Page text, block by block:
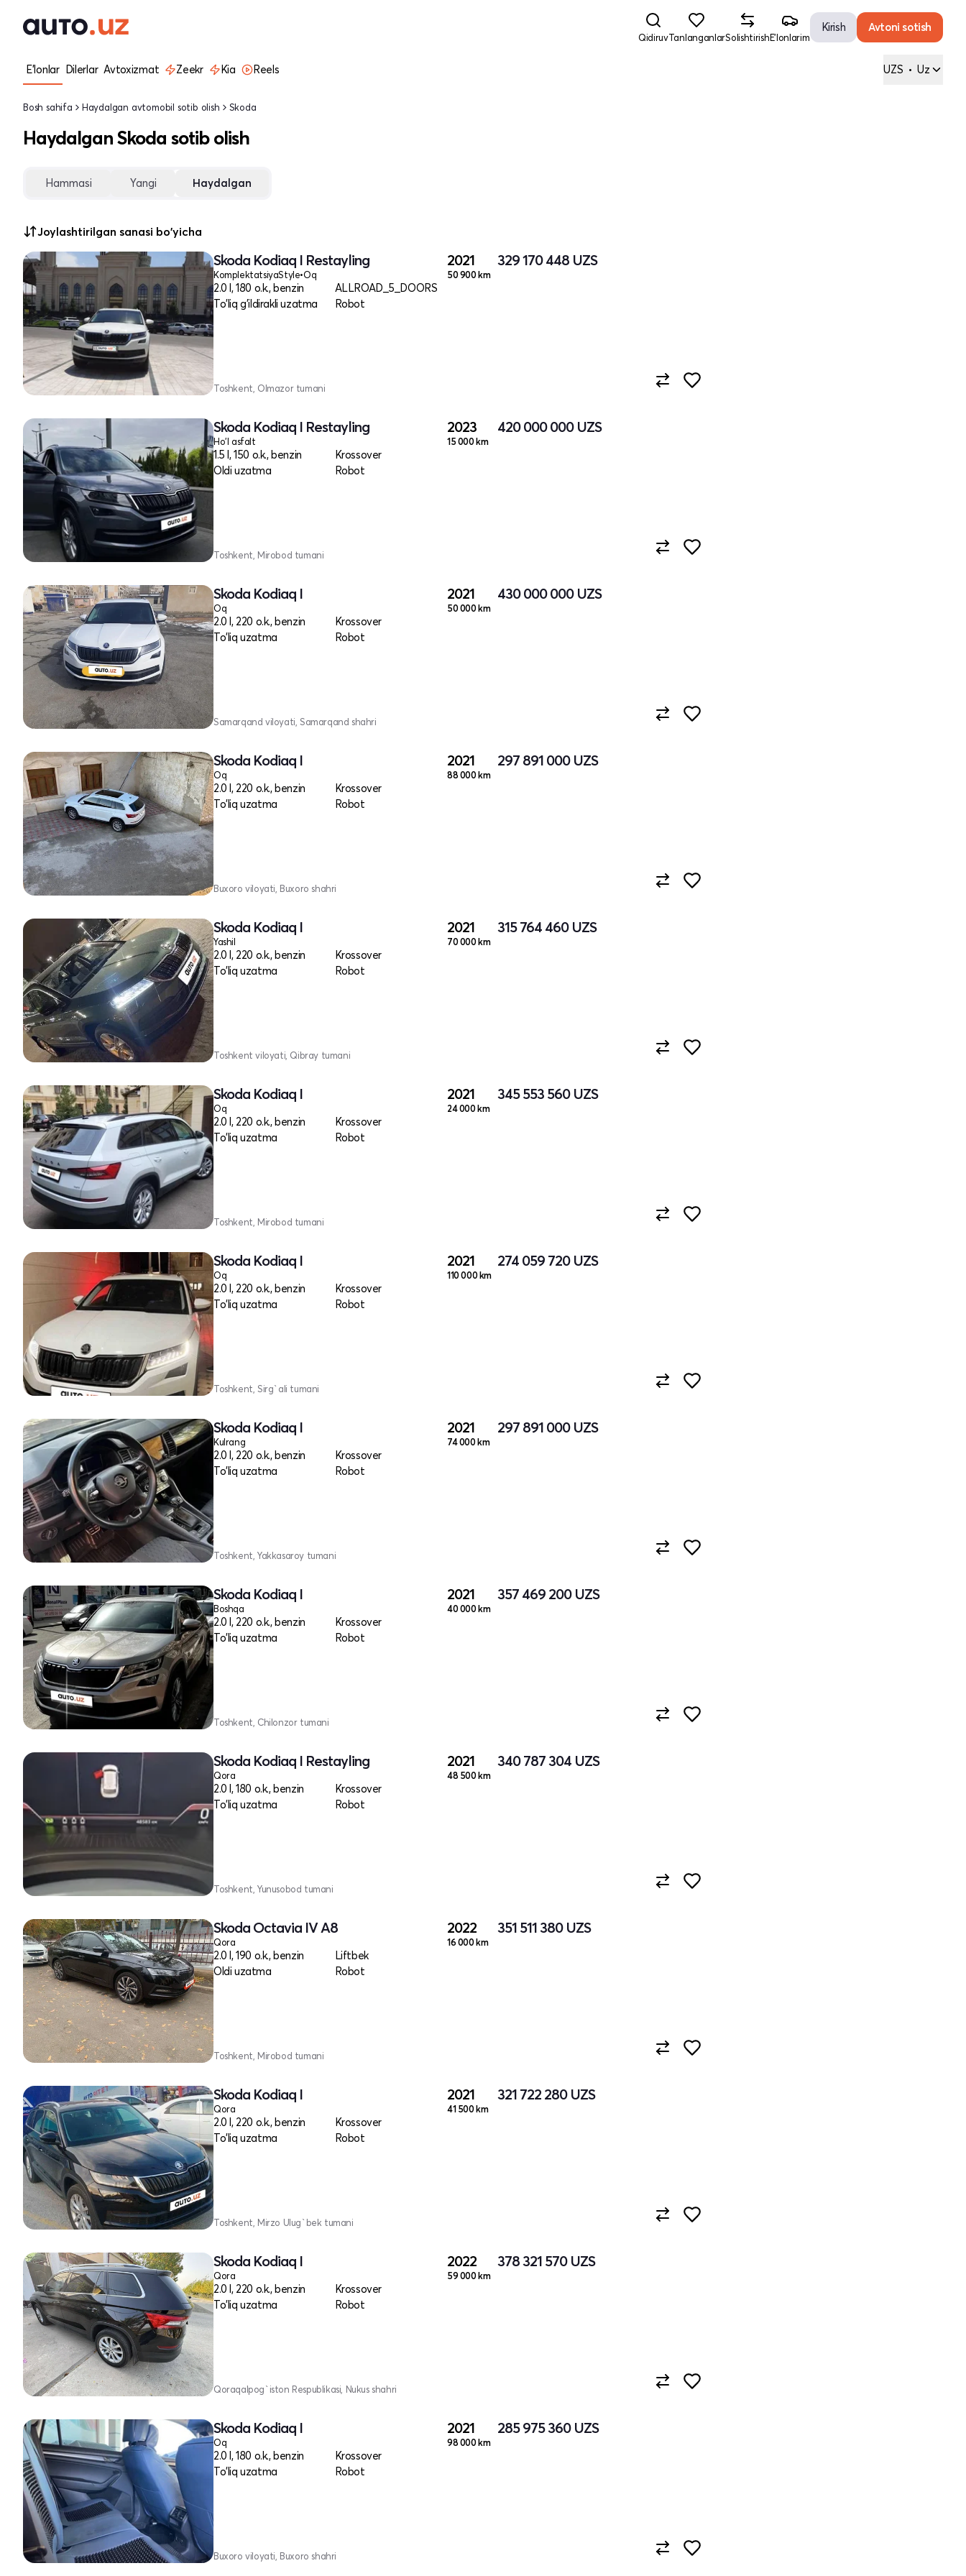
QidiruvTanlanganlarSolishtirishE'lonlarim
Kirish Avtoni sotish
E'lonlar Dilerlar Avtoxizmat Zeekr Kia Reels UZS • Uz
Bosh sahifa Haydalgan avtomobil sotib olish Skoda
Haydalgan Skoda sotib olish
Hammasi Yangi Haydalgan
Joylashtirilgan sanasi bo'yicha
Skoda Kodiaq I Restayling
KomplektatsiyaStyle•Oq
2.0 l, 180 o.k., benzin
ALLROAD_5_DOORS
To'liq g'ildirakli uzatma
Robot
2021
50 900 km
329 170 448 UZS
Toshkent, Olmazor tumani
Skoda Kodiaq I Restayling
Ho'l asfalt
1.5 l, 150 o.k., benzin
Krossover
Oldi uzatma
Robot
2023
15 000 km
420 000 000 UZS
Toshkent, Mirobod tumani
Skoda Kodiaq I
Oq
2.0 l, 220 o.k., benzin
Krossover
To'liq uzatma
Robot
2021
50 000 km
430 000 000 UZS
Samarqand viloyati, Samarqand shahri
Skoda Kodiaq I
Oq
2.0 l, 220 o.k., benzin
Krossover
To'liq uzatma
Robot
2021
88 000 km
297 891 000 UZS
Buxoro viloyati, Buxoro shahri
Skoda Kodiaq I
Yashil
2.0 l, 220 o.k., benzin
Krossover
To'liq uzatma
Robot
2021
70 000 km
315 764 460 UZS
Toshkent viloyati, Qibray tumani
Skoda Kodiaq I
Oq
2.0 l, 220 o.k., benzin
Krossover
To'liq uzatma
Robot
2021
24 000 km
345 553 560 UZS
Toshkent, Mirobod tumani
Skoda Kodiaq I
Oq
2.0 l, 220 o.k., benzin
Krossover
To'liq uzatma
Robot
2021
110 000 km
274 059 720 UZS
Toshkent, Sirg`ali tumani
Skoda Kodiaq I
Kulrang
2.0 l, 220 o.k., benzin
Krossover
To'liq uzatma
Robot
2021
74 000 km
297 891 000 UZS
Toshkent, Yakkasaroy tumani
Skoda Kodiaq I
Boshqa
2.0 l, 220 o.k., benzin
Krossover
To'liq uzatma
Robot
2021
40 000 km
357 469 200 UZS
Toshkent, Chilonzor tumani
Skoda Kodiaq I Restayling
Qora
2.0 l, 180 o.k., benzin
Krossover
To'liq uzatma
Robot
2021
48 500 km
340 787 304 UZS
Toshkent, Yunusobod tumani
Skoda Octavia IV A8
Qora
2.0 l, 190 o.k., benzin
Liftbek
Oldi uzatma
Robot
2022
16 000 km
351 511 380 UZS
Toshkent, Mirobod tumani
Skoda Kodiaq I
Qora
2.0 l, 220 o.k., benzin
Krossover
To'liq uzatma
Robot
2021
41 500 km
321 722 280 UZS
Toshkent, Mirzo Ulug`bek tumani
Skoda Kodiaq I
Qora
2.0 l, 220 o.k., benzin
Krossover
To'liq uzatma
Robot
2022
59 000 km
378 321 570 UZS
Qoraqalpog`iston Respublikasi, Nukus shahri
Skoda Kodiaq I
Oq
2.0 l, 180 o.k., benzin
Krossover
To'liq uzatma
Robot
2021
98 000 km
285 975 360 UZS
Buxoro viloyati, Buxoro shahri